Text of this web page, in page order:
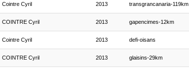
Cointre Cyril 2013 transgrancanaria-119km
COINTRE Cyril 2013 gapencimes-12km
Cointre Cyril 2013 defi-oisans
COINTRE Cyril 2013 glaisins-29km